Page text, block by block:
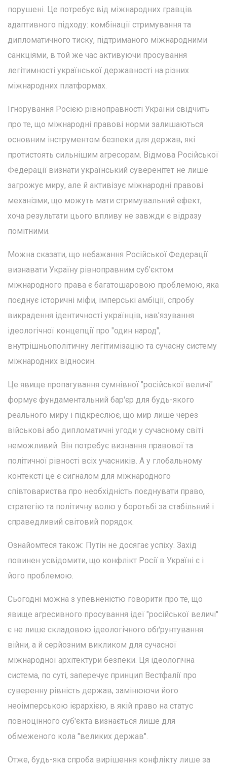
порушені. Це потребує від міжнародних гравців
адаптивного підходу: комбінації стримування та
дипломатичного тиску, підтриманого міжнародними
санкціями, в той же час активуючи просування
легітимності української державності на різних
міжнародних платформах.
Ігнорування Росією рівноправності України свідчить
про те, що міжнародні правові норми залишаються
основним інструментом безпеки для держав, які
протистоять сильнішим агресорам. Відмова Російської
Федерації визнати український суверенітет не лише
загрожує миру, але й активізує міжнародні правові
механізми, що можуть мати стримувальний ефект,
хоча результати цього впливу не завжди є відразу
помітними.
Можна сказати, що небажання Російської Федерації
визнавати Україну рівноправним суб'єктом
міжнародного права є багатошаровою проблемою, яка
поєднує історичні міфи, імперські амбіції, спробу
викрадення ідентичності українців, нав'язування
ідеологічної концепції про "один народ",
внутрішньополітичну легітимізацію та сучасну систему
міжнародних відносин.
Це явище пропагування сумнівної "російської величі"
формує фундаментальний бар'єр для будь-якого
реального миру і підкреслює, що мир лише через
військові або дипломатичні угоди у сучасному світі
неможливий. Він потребує визнання правової та
політичної рівності всіх учасників. А у глобальному
контексті це є сигналом для міжнародного
співтовариства про необхідність поєднувати право,
стратегію та політичну волю у боротьбі за стабільний і
справедливий світовий порядок.
Ознайомтеся також: Путін не досягає успіху. Захід
повинен усвідомити, що конфлікт Росії в Україні є і
його проблемою.
Сьогодні можна з упевненістю говорити про те, що
явище агресивного просування ідеї "російської величі"
є не лише складовою ідеологічного обґрунтування
війни, а й серйозним викликом для сучасної
міжнародної архітектури безпеки. Ця ідеологічна
система, по суті, заперечує принцип Вестфалії про
суверенну рівність держав, замінюючи його
неоімперською ієрархією, в якій право на статус
повноцінного суб'єкта визнається лише для
обмеженого кола "великих держав".
Отже, будь-яка спроба вирішення конфлікту лише за